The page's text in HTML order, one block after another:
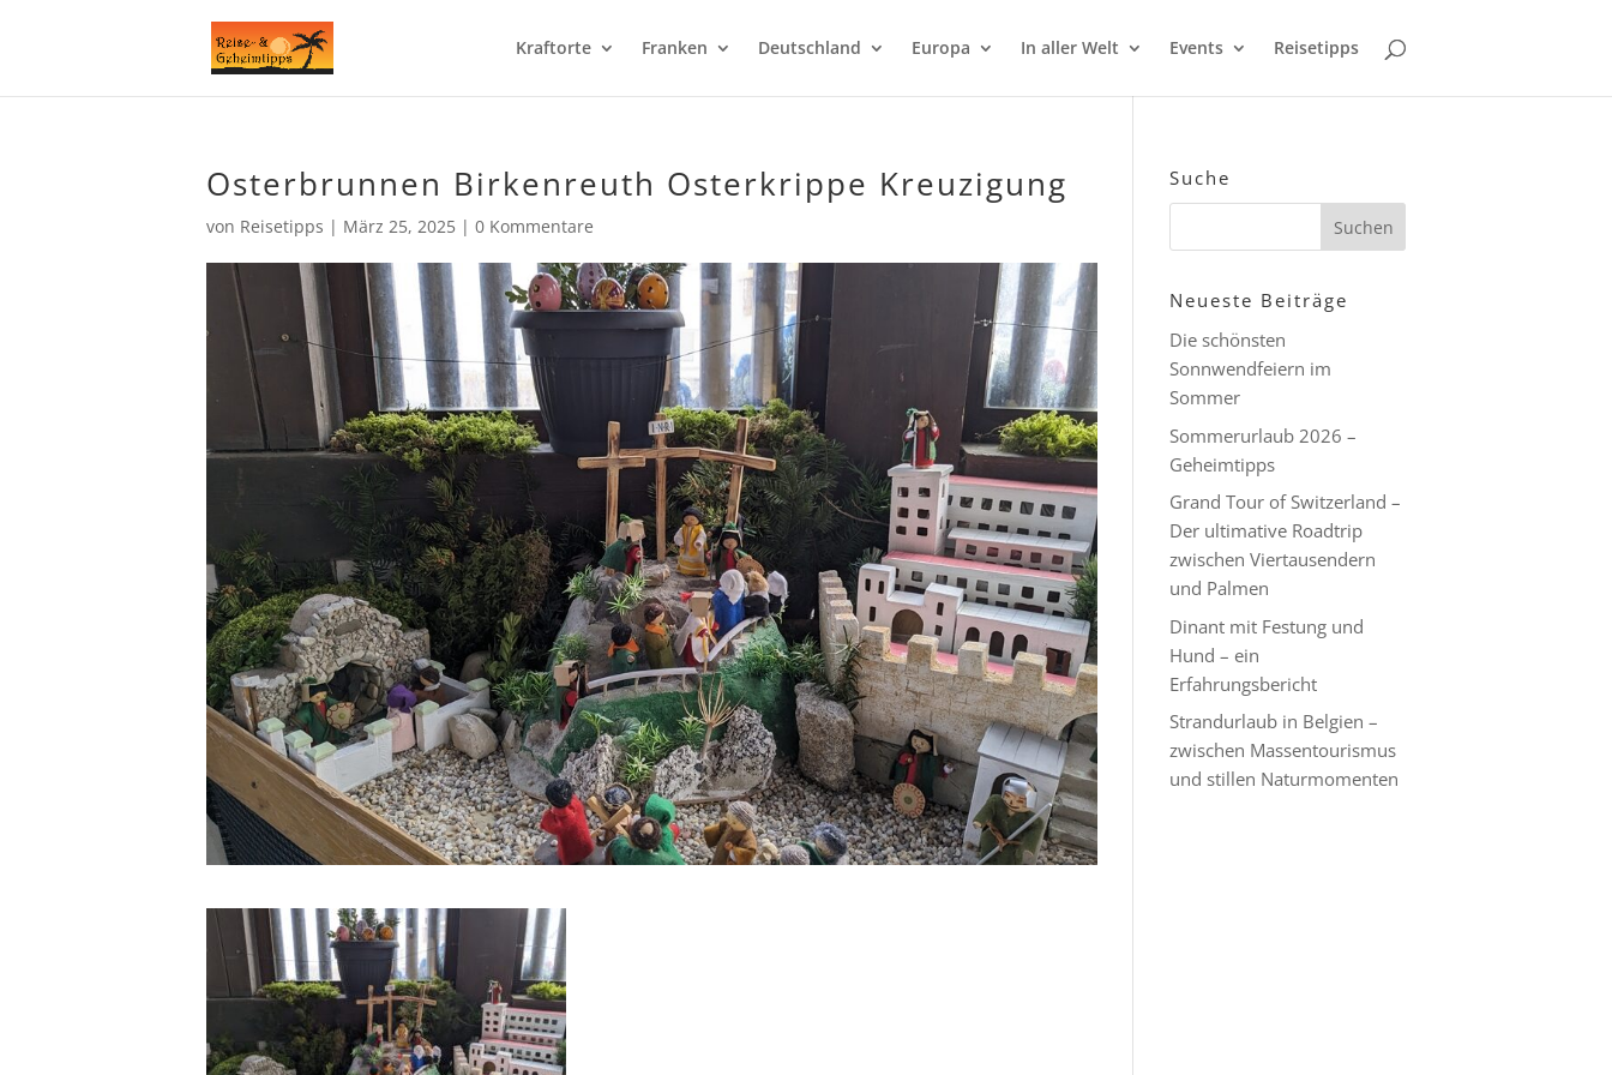
Kraftorte Franken Deutschland Europa In aller Welt Events Reisetipps
Osterbrunnen Birkenreuth Osterkrippe Kreuzigung
von Reisetipps | März 25, 2025| 0 Kommentare
Suche
Neueste Beiträge
Die schönsten
Sonnwendfeiern im
Sommer
Sommerurlaub 2026 –
Geheimtipps
Grand Tour of Switzerland –
Der ultimative Roadtrip
zwischen Viertausendern
und Palmen
Dinant mit Festung und
Hund – ein
Erfahrungsbericht
Strandurlaub in Belgien –
zwischen Massentourismus
und stillen Naturmomenten